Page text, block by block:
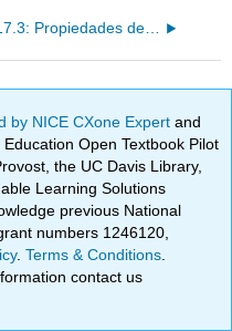
17.3: Propiedades de las Relaciones
by NICE CXone Expertand
Open Textbook Pilot
the UC Davis Library,
Learning Solutions
previous National
numbers 1246120,
.Terms & Conditions
contact us